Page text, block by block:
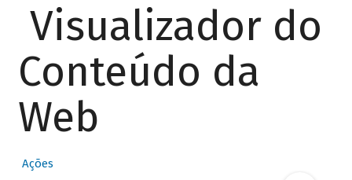
Visualizador do
Conteúdo da
Web
Ações